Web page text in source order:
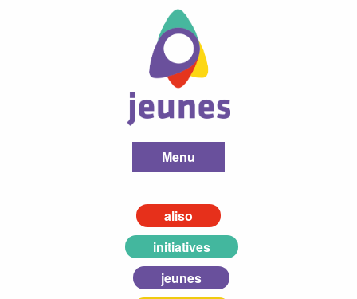
Menu
aliso
initiatives
jeunes